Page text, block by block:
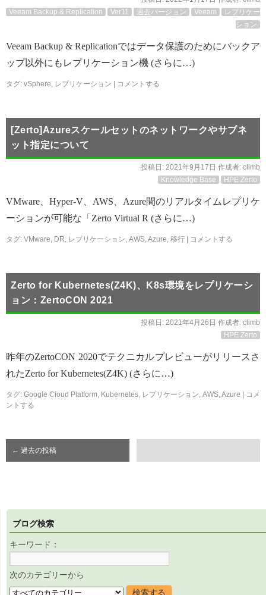
Veeam Backup & Replication
Ver11 過去バージョン Veeam
レプリケー
ション
Veeam Backup & Replicationではデータ保護のためにバックア
ップ以外にもレプリケーション機 (さらに…)
タグ: vSphere, レプリケーション コメントする
[Zerto]Azureスケールセットのネットワークやサブネ
ット指定について
投稿日: 2021年9月17日 作成者: climb
Knowledge Base
HPE Zerto
VMware、Hyper-V、AWS、Azure間のリアルタイムレプリケ
ーションが可能な「Zerto Virtual R (さらに…)
タグ: VMware, DR, レプリケーション, AWS,Azure, 移行 コメントする
Zerto for Kubernetes(Z4K)、K8s環境をレプリケーシ
ョン：ZertoCON 2021
投稿日: 2021年4月26日 作成者: climb
HPE Zerto
昨年のZertoCON 2020でテクニカルプレビューがリリースさ
れたZerto for Kubernetes(Z4K) (さらに…)
タグ: Google Cloud Platform, Kubernetes, レプリケーション, AWS,Azure
コメ
ントする
← 過去の投稿
ブログ検索
キーワード：
次のカテゴリーから